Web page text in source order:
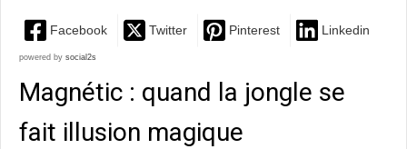
Facebook Twitter Pinterest Linkedin
powered by social2s
Magnétic : quand la jongle se
fait illusion magique